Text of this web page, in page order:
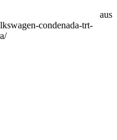
aus
condenada-trt-